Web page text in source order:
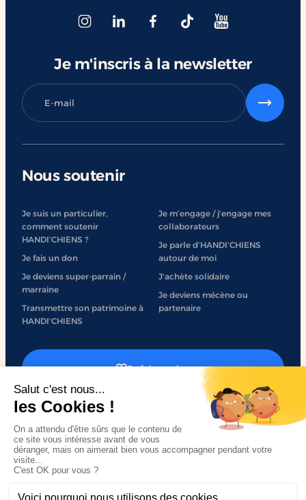
Je m'inscris à la newsletter
Nous soutenir
Je suis un particulier,
comment soutenir
HANDI’CHIENS ?
Je fais un don
Je deviens super-parrain /
marraine
Transmettre son patrimoine à
HANDI’CHIENS
Je m’engage / j’engage mes
collaborateurs
Je parle d’HANDI’CHIENS
autour de moi
J'achète solidaire
Je deviens mécène ou
partenaire
Je fais un don
J'engage mon entreprise
Politique de confidentialité